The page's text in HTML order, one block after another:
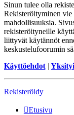
Sinun tulee olla
Rekisteröityminen vie
mahdollisuuksia.
rekisteröityneille
liittyvät käytännöt
keskustelufoorumin
Käyttöehdot |
Rekisteröidy
Etusivu